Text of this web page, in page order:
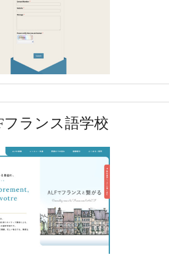
フランス語学校